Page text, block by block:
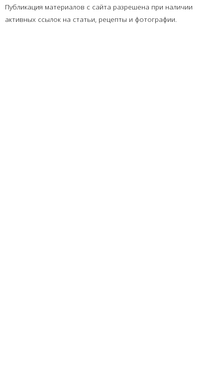
Публикация материалов с сайта разрешена при наличии
активных ссылок на статьи, рецепты и фотографии.